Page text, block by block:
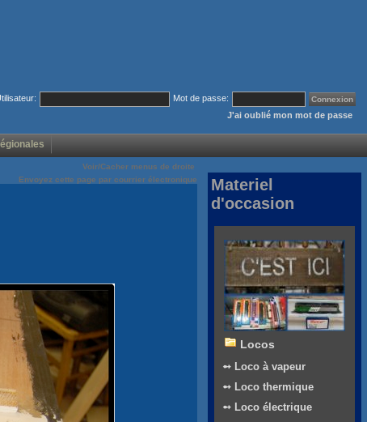
Mot de passe:
J'ai oublié mon mot de passe
Voir/Cacher menus de droite
Envoyez cette page par courrier électronique
Materiel
d'occasion
Locos
➻ Loco à vapeur
➻ Loco thermique
➻ Loco électrique